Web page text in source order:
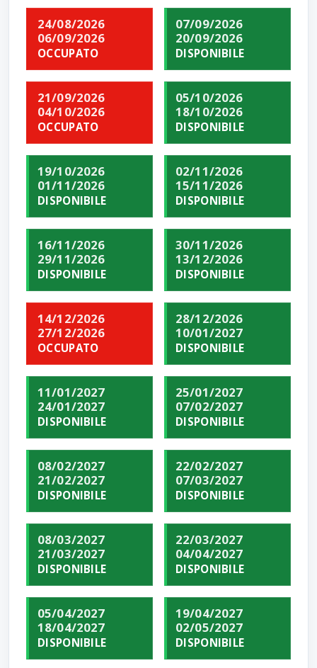
24/08/2026
06/09/2026
OCCUPATO
07/09/2026
20/09/2026
DISPONIBILE
21/09/2026
04/10/2026
OCCUPATO
05/10/2026
18/10/2026
DISPONIBILE
19/10/2026
01/11/2026
DISPONIBILE
02/11/2026
15/11/2026
DISPONIBILE
16/11/2026
29/11/2026
DISPONIBILE
30/11/2026
13/12/2026
DISPONIBILE
14/12/2026
27/12/2026
OCCUPATO
28/12/2026
10/01/2027
DISPONIBILE
11/01/2027
24/01/2027
DISPONIBILE
25/01/2027
07/02/2027
DISPONIBILE
08/02/2027
21/02/2027
DISPONIBILE
22/02/2027
07/03/2027
DISPONIBILE
08/03/2027
21/03/2027
DISPONIBILE
22/03/2027
04/04/2027
DISPONIBILE
05/04/2027
18/04/2027
DISPONIBILE
19/04/2027
02/05/2027
DISPONIBILE